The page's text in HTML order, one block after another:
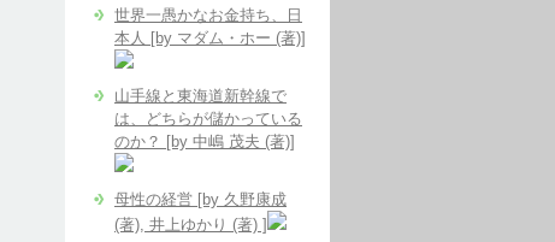
世界一愚かなお金持ち、日
本人 [by マダム・ホー (著)]
山手線と東海道新幹線で
は、どちらが儲かっている
のか？ [by 中嶋 茂夫 (著)]
母性の経営 [by 久野康成
(著), 井上ゆかり (著) ]